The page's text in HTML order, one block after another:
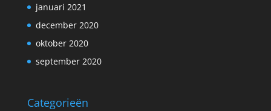
januari 2021
december 2020
oktober 2020
september 2020
Categorieën